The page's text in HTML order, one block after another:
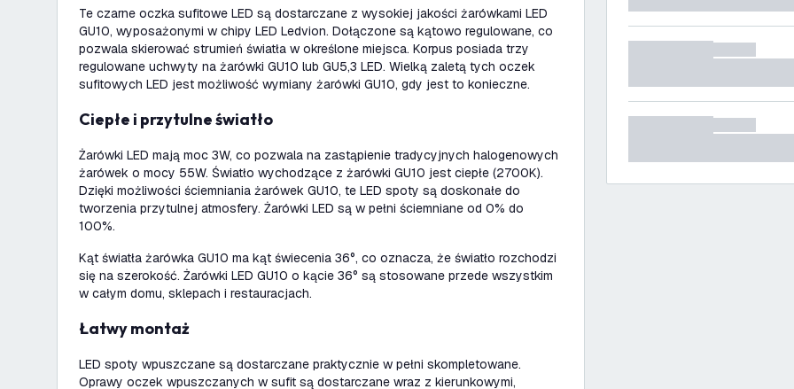
Te czarne oczka sufitowe LED są dostarczane z wysokiej jakości żarówkami LED
GU10, wyposażonymi w chipy LED Ledvion. Dołączone są kątowo regulowane, co
pozwala skierować strumień światła w określone miejsca. Korpus posiada trzy
regulowane uchwyty na żarówki GU10 lub GU5,3 LED. Wielką zaletą tych oczek
sufitowych LED jest możliwość wymiany żarówki GU10, gdy jest to konieczne.
Ciepłe i przytulne światło
Żarówki LED mają moc 3W, co pozwala na zastąpienie tradycyjnych halogenowych
żarówek o mocy 55W. Światło wychodzące z żarówki GU10 jest ciepłe (2700K).
Dzięki możliwości ściemniania żarówek GU10, te LED spoty są doskonałe do
tworzenia przytulnej atmosfery. Żarówki LED są w pełni ściemniane od 0% do
100%.
Kąt światła żarówka GU10 ma kąt świecenia 36°, co oznacza, że światło rozchodzi
się na szerokość. Żarówki LED GU10 o kącie 36° są stosowane przede wszystkim
w całym domu, sklepach i restauracjach.
Łatwy montaż
LED spoty wpuszczane są dostarczane praktycznie w pełni skompletowane.
Oprawy oczek wpuszczanych w sufit są dostarczane wraz z kierunkowymi,